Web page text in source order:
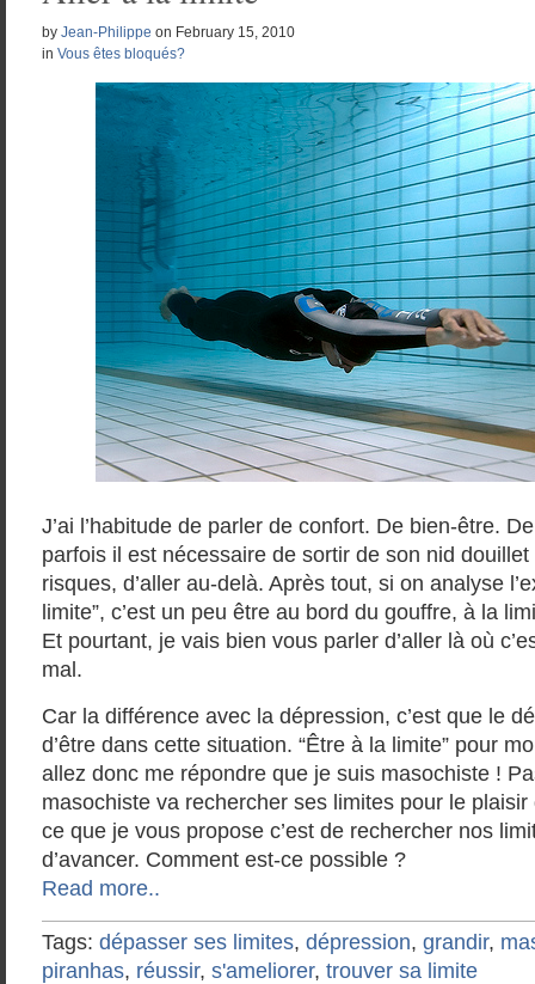
by Jean-Philippe on February 15, 2010
in Vous êtes bloqués?
J’ai l’habitude de parler de confort. De bien-être.
parfois il est nécessaire de sortir de son nid
risques, d’aller au-delà. Après tout, si on analyse
limite”, c’est un peu être au bord du gouffre, à la
Et pourtant, je vais bien vous parler d’aller là où
mal.
Car la différence avec la dépression, c’est que le
d’être dans cette situation. “Être à la limite” pour
allez donc me répondre que je suis masochiste !
masochiste va rechercher ses limites pour le
ce que je vous propose c’est de rechercher nos
d’avancer. Comment est-ce possible ?
Read more..
Tags: dépasser ses limites, dépression, grandir,
piranhas, réussir, s'ameliorer, trouver sa limite